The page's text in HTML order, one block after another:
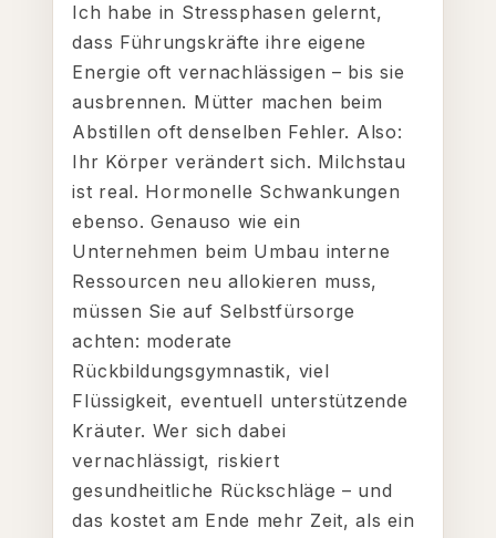
Ich habe in Stressphasen gelernt,
dass Führungskräfte ihre eigene
Energie oft vernachlässigen – bis sie
ausbrennen. Mütter machen beim
Abstillen oft denselben Fehler. Also:
Ihr Körper verändert sich. Milchstau
ist real. Hormonelle Schwankungen
ebenso. Genauso wie ein
Unternehmen beim Umbau interne
Ressourcen neu allokieren muss,
müssen Sie auf Selbstfürsorge
achten: moderate
Rückbildungsgymnastik, viel
Flüssigkeit, eventuell unterstützende
Kräuter. Wer sich dabei
vernachlässigt, riskiert
gesundheitliche Rückschläge – und
das kostet am Ende mehr Zeit, als ein